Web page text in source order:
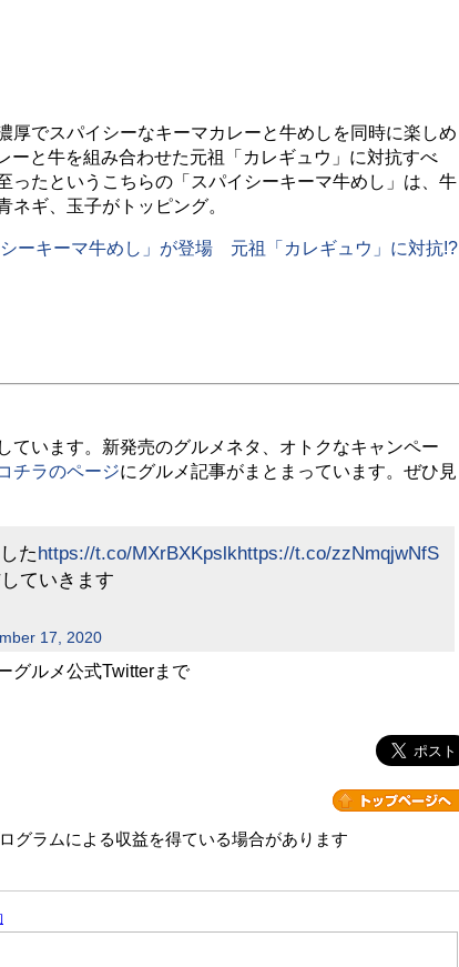
でスパイシーなキーマカレーと牛めしを同時に楽しめ
ーと牛を組み合わせた元祖「カレギュウ」に対抗すべ
ったというこちらの「スパイシーキーマ牛めし」は、牛
ギ、玉子がトッピング。
ーキーマ牛めし」が登場 元祖「カレギュウ」に対抗!?
います。新発売のグルメネタ、オトクなキャンペー
チラのページにグルメ記事がまとまっています。ぜひ見
たhttps://t.co/MXrBXKpslkhttps://t.co/zzNmqjwNfS
ていきます
17, 2020
グルメ公式Twitterまで
グラムによる収益を得ている場合があります